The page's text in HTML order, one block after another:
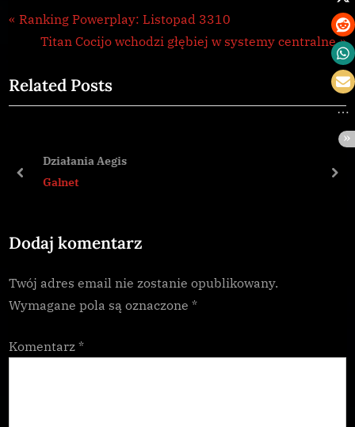
Nawigacja
P
v
i
s
s
:
Ranking Powerplay: Listopad 3310
N
x
t
Titan Cocijo wchodzi głębiej w systemy centralne
Related Posts
Działania Aegis
Galnet
prev
Dodaj komentarz
Twój adres email nie zostanie opublikowany.
Wymagane pola są oznaczone *
Komentarz *